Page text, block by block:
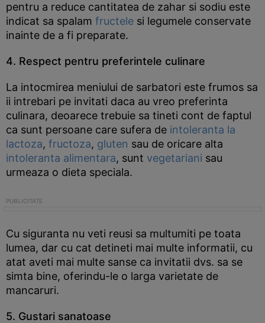
pentru a reduce cantitatea de zahar si sodiu este
indicat sa spalam fructele si legumele conservate
inainte de a fi preparate.
4. Respect pentru preferintele culinare
La intocmirea meniului de sarbatori este frumos sa
ii intrebari pe invitati daca au vreo preferinta
culinara, deoarece trebuie sa tineti cont de faptul
ca sunt persoane care sufera de intoleranta la
lactoza, fructoza, gluten sau de oricare alta
intoleranta alimentara, sunt vegetariani sau
urmeaza o dieta speciala.
Cu siguranta nu veti reusi sa multumiti pe toata
lumea, dar cu cat detineti mai multe informatii, cu
atat aveti mai multe sanse ca invitatii dvs. sa se
simta bine, oferindu-le o larga varietate de
mancaruri.
5. Gustari sanatoase